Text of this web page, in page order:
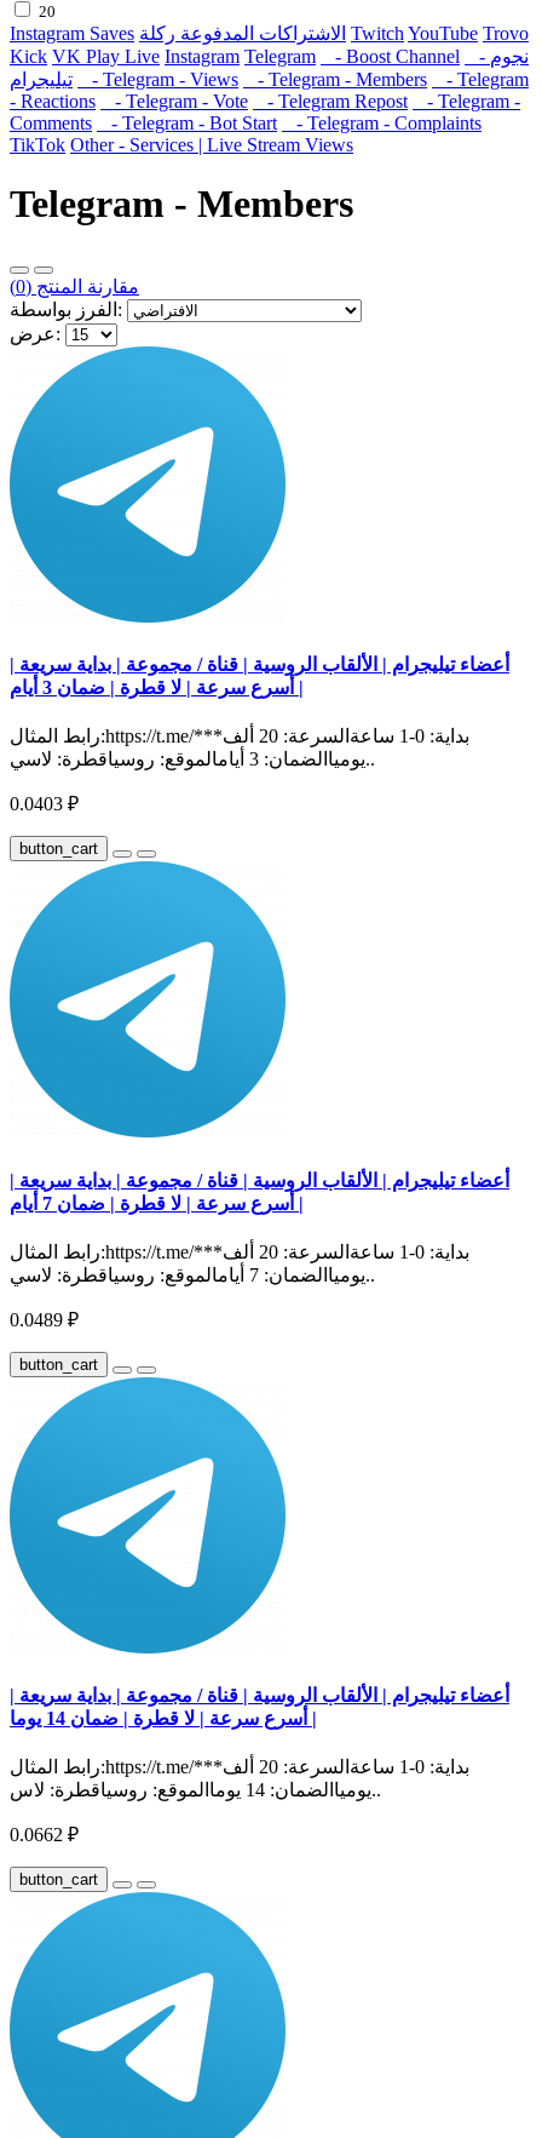
20
Instagram Saves الاشتراكات المدفوعة ركلة Twitch YouTube Trovo
Kick VK Play Live Instagram Telegram - Boost Channel
- نجوم
تيليجرام
- Telegram - Views - Telegram - Members
- Telegram
- Reactions
- Telegram - Vote - Telegram Repost
- Telegram -
Comments
- Telegram - Bot Start
- Telegram - Complaints
TikTok Other - Services | Live Stream Views
Telegram - Members
مقارنة المنتج (0)
الفرز بواسطة:
عرض:
أعضاء تيليجرام | الألقاب الروسية | قناة / مجموعة | بداية سريعة |
أسرع سرعة | لا قطرة | ضمان 3 أيام |
رابط المثال:https://t.me/***بداية: 0-1 ساعةالسرعة: 20 ألف
يومياالضمان: 3 أيامالموقع: روسياقطرة: لاسي..
0.0403 ₽
button_cart
أعضاء تيليجرام | الألقاب الروسية | قناة / مجموعة | بداية سريعة |
أسرع سرعة | لا قطرة | ضمان 7 أيام |
رابط المثال:https://t.me/***بداية: 0-1 ساعةالسرعة: 20 ألف
يومياالضمان: 7 أيامالموقع: روسياقطرة: لاسي..
0.0489 ₽
button_cart
أعضاء تيليجرام | الألقاب الروسية | قناة / مجموعة | بداية سريعة |
أسرع سرعة | لا قطرة | ضمان 14 يوما |
رابط المثال:https://t.me/***بداية: 0-1 ساعةالسرعة: 20 ألف
يومياالضمان: 14 يوماالموقع: روسياقطرة: لاس..
0.0662 ₽
button_cart